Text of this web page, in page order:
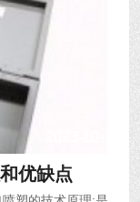
优缺点